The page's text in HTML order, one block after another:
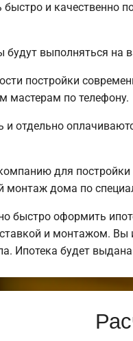
и качественно
будут выполняться
постройки
мастерам по телефону.
и отдельно
для
монтаж дома по
быстро оформить
и монтажом.
Ипотека будет